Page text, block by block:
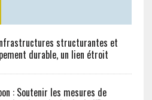
structurantes et
durable, un lien étroit
: Soutenir les mesures de